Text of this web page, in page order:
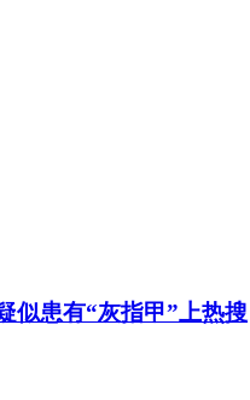
似患有“灰指甲”上热搜